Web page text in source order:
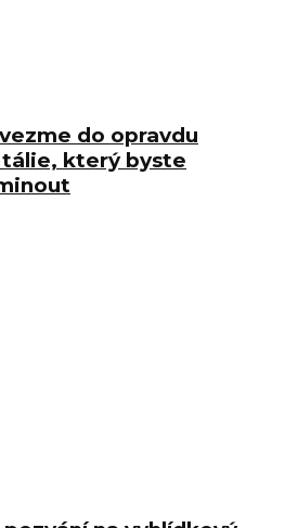
do opravdu
který byste